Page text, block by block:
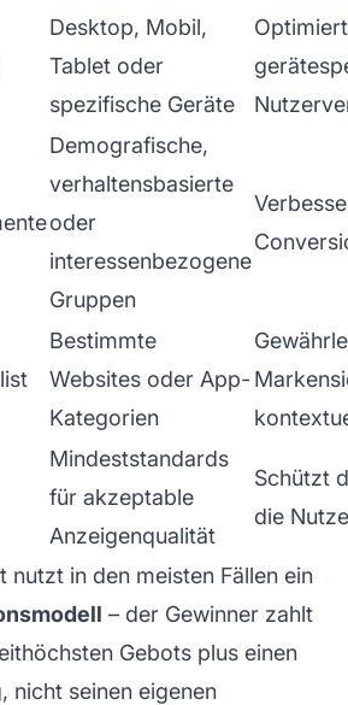
Desktop, Mobil,
Tablet oder
spezifische Geräte
Demografische,
verhaltensbasierte
oder
interessenbezogene
Gruppen
Bestimmte
Websites oder App-
Kategorien
Mindeststandards
für akzeptable
Anzeigenqualität
Schützt
die
nutzt in den meisten Fällen ein
– der Gewinner zahlt
Gebots plus einen
nicht seinen eigenen